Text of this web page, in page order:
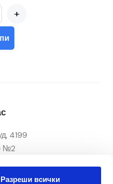
Разреши всички
+
4199
№2